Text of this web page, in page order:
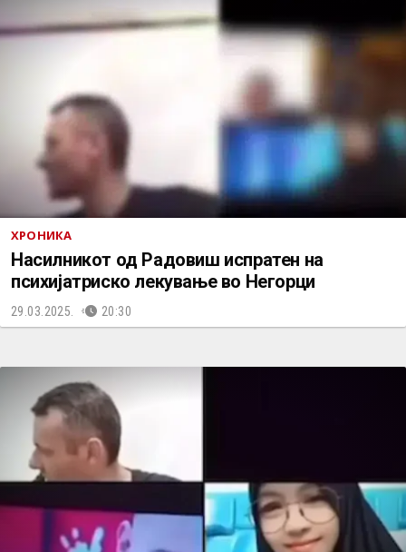
ХРОНИКА
Насилникот од Радовиш испратен на
психијатриско лекување во Негорци
29.03.2025. 20:30